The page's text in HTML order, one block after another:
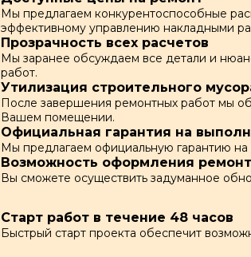
Мы предлагаем конкурентоспособные
эффективному управлению накладными
Прозрачность всех расчетов
Мы заранее обсуждаем все детали и
работ.
Утилизация строительного
После завершения ремонтных работ мы
Вашем помещении.
Официальная гарантия на
Мы предлагаем официальную гарантию
Возможность оформления
Вы сможете осуществить задуманное
Старт работ в течение 48 часов
Быстрый старт проекта обеспечит